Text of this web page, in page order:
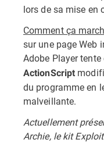
lors de sa mise en
Comment ça
sur une page Web
Adobe Player
ActionScript
du programme en
malveillante.
Actuellement
Archie, le kit